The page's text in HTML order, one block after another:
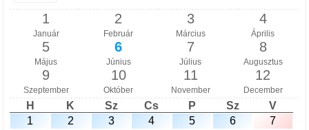
1
Január
2
Február
3
Március
4
Április
5
Május
6
Június
7
Július
8
Augusztus
9
Szeptember
10
Október
11
November
12
December
H K Sz Cs P Sz
V
1
2 3 4 5 6
7